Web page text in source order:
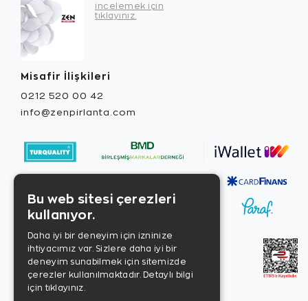
incelemek için
tıklayınız.
Misafir İlişkileri
0212 520 00 42
info@zenpirlanta.com
Bu web sitesi çerezleri
kullanıyor.
Daha iyi bir deneyim için izninize
ihtiyacımız var. Sizlere daha iyi bir
deneyim sunabilmek için sitemizde
çerezler kullanılmaktadır. Detaylı bilgi
için tıklayınız.